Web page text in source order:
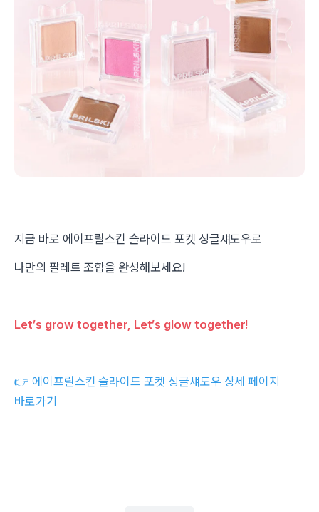
지금 바로 에이프릴스킨 슬라이드 포켓 싱글섀도우로
나만의 팔레트 조합을 완성해보세요!
Let’s grow together, Let’s glow together!
👉 에이프릴스킨 슬라이드 포켓 싱글섀도우 상세 페이지
바로가기